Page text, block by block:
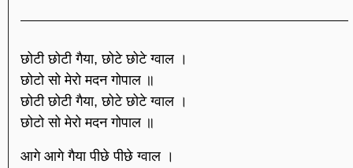
छोटी छोटी गैया, छोटे छोटे ग्वाल ।
छोटो सो मेरो मदन गोपाल ॥
छोटी छोटी गैया, छोटे छोटे ग्वाल ।
छोटो सो मेरो मदन गोपाल ॥
आगे आगे गैया पीछे पीछे ग्वाल ।